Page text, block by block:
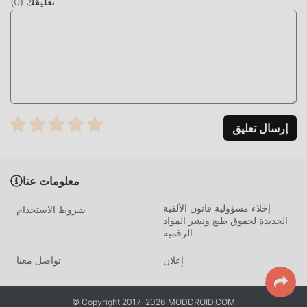
حزمة تثبيت moddroid بنقرة واحدة ، وهناك المزيد من ألعاب mod
إرسال تعليق
معلومات عنا
شروط الاستخدام
إخلاء مسؤولية قانون الألفية
الجديدة لحقوق طبع ونشر المواد
الرقمية
تواصل معنا إعلان
© Copyright 2017–2026 MODDROID.COM